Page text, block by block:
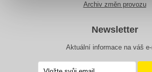
Archiv změn provozu
Newsletter
Aktuální informace na váš